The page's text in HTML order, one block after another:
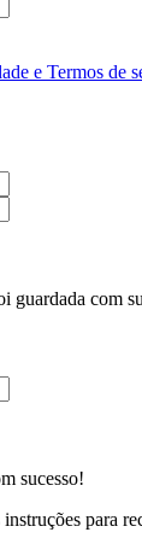
e Termos de
guardada com
sucesso!
para